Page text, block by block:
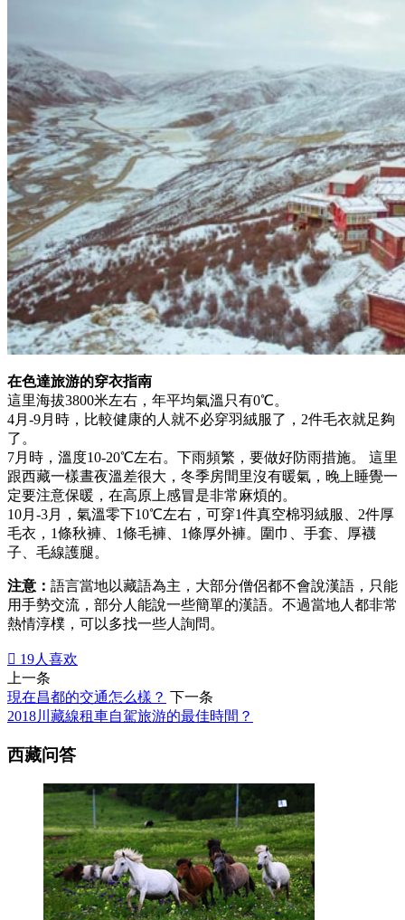
在色達旅游的穿衣指南
這里海拔3800米左右，年平均氣溫只有0℃。
4月-9月時，比較健康的人就不必穿羽絨服了，2件毛衣就足夠
了。
7月時，溫度10-20℃左右。下雨頻繁，要做好防雨措施。 這里
跟西藏一樣晝夜溫差很大，冬季房間里沒有暖氣，晚上睡覺一
定要注意保暖，在高原上感冒是非常麻煩的。
10月-3月，氣溫零下10℃左右，可穿1件真空棉羽絨服、2件厚
毛衣，1條秋褲、1條毛褲、1條厚外褲。圍巾、手套、厚襪
子、毛線護腿。
注意： 語言當地以藏語為主，大部分僧侶都不會說漢語，只能
用手勢交流，部分人能說一些簡單的漢語。不過當地人都非常
熱情淳樸，可以多找一些人詢問。
 19人喜欢
上一条
現在昌都的交通怎么樣？ 下一条
2018川藏線租車自駕旅游的最佳時間？
西藏问答